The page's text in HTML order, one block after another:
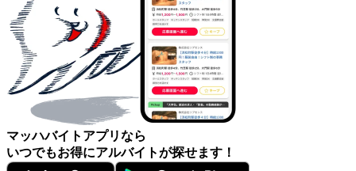
マッハバイトアプリなら
いつでもお得にアルバイトが探せます！